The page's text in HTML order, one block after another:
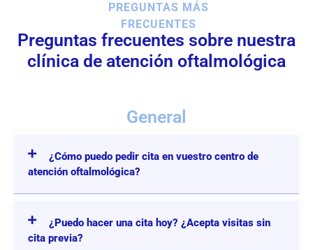
PREGUNTAS MÁS
FRECUENTES
Preguntas frecuentes sobre nuestra
clínica de atención oftalmológica
General
¿Cómo puedo pedir cita en vuestro centro de
atención oftalmológica?
¿Puedo hacer una cita hoy? ¿Acepta visitas sin
cita previa?